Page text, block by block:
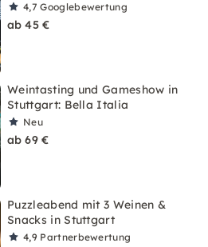
4,7Googlebewertung
ab 45 €
Weintasting und Gameshow in
Stuttgart: Bella Italia
Neu
ab 69 €
Puzzleabend mit 3 Weinen &
Snacks in Stuttgart
4,9 Partnerbewertung